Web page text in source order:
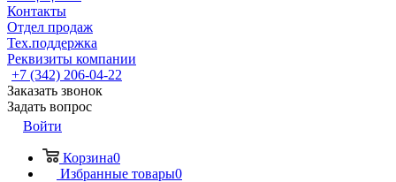
Контакты
Отдел продаж
Тех.поддержка
Реквизиты компании
+7 (342) 206-04-22
Заказать звонок
Задать вопрос
Войти
Корзина0
Избранные товары0